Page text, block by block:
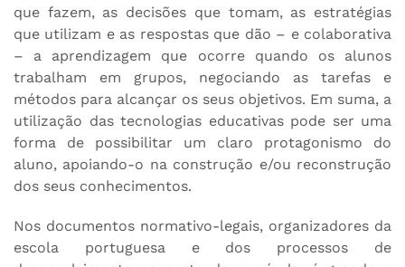
que fazem, as decisões que tomam, as estratégias
que utilizam e as respostas que dão – e colaborativa
– a aprendizagem que ocorre quando os alunos
trabalham em grupos, negociando as tarefas e
métodos para alcançar os seus objetivos. Em suma, a
utilização das tecnologias educativas pode ser uma
forma de possibilitar um claro protagonismo do
aluno, apoiando-o na construção e/ou reconstrução
dos seus conhecimentos.
Nos documentos normativo-legais, organizadores da
escola portuguesa e dos processos de